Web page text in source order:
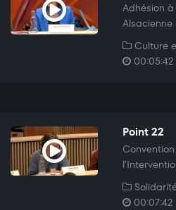
Adhésion
Alsacienne
Culture
00:05:42
Point 22
00:07:42